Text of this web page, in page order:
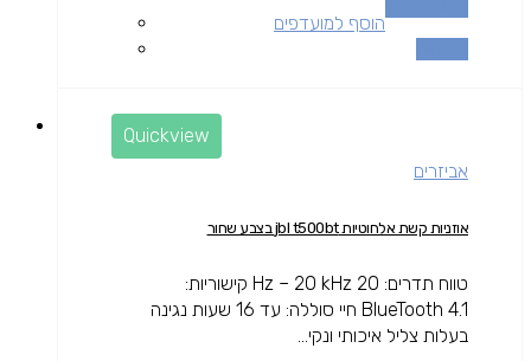
הוסף למועדפים
Quickview
אביזרים
אוזניות קשת אלחוטיות jbl t500bt בצבע שחור
טווח תדרים: 20 Hz – 20 kHz קישוריות:
BlueTooth 4.1 חיי סוללה: עד 16 שעות נגינה
בעלות צליל איכותי ונקי...